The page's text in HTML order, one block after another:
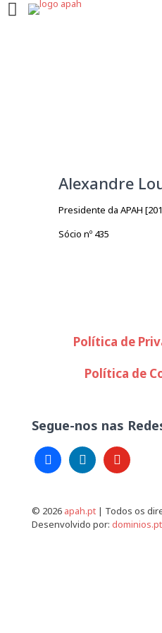
Alexandre
Presidente da APAH
Sócio nº 435
Política de
Política de
Segue-nos nas
facebooklinkedin youtube
© 2026 apah.pt | Todos os
Desenvolvido por: dominios.pt